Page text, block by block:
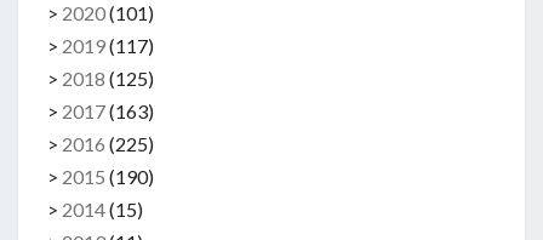
> 2020(101)
> 2019(117)
> 2018 (125)
> 2017(163)
> 2016 (225)
> 2015 (190)
> 2014(15)